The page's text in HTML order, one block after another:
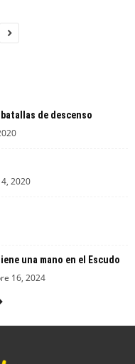
de descenso
2020
una mano en el Escudo
16, 2024